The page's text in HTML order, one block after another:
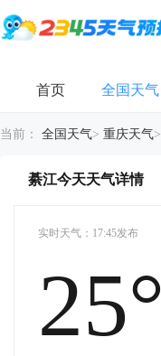
首页 全国天气
当前： 全国天气> 重庆天气>
綦江今天天气详情
实时天气：17:45发布
25°